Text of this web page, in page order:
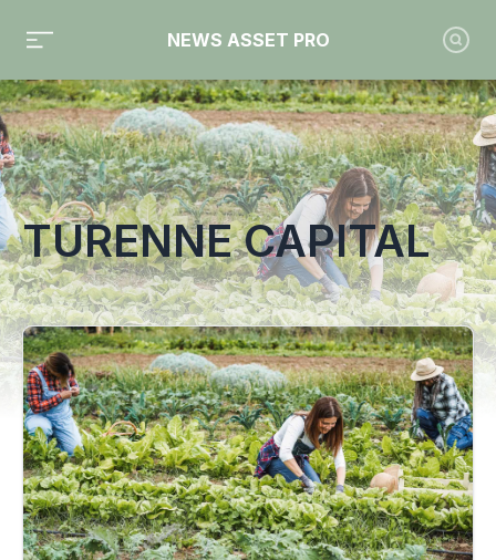
NEWS ASSET PRO
Toute l'actualité sur le tag "turenne capital"
TURENNE CAPITAL